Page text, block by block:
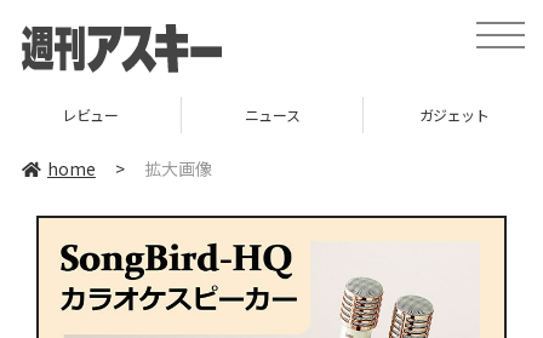
toggle
レビュー ニュース ガジェット
home > 拡大画像